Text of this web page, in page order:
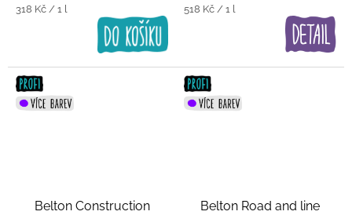
Měrná
318 Kč / 1 l
Měrná
518 Kč / 1 l
Belton Construction
Belton Road and line